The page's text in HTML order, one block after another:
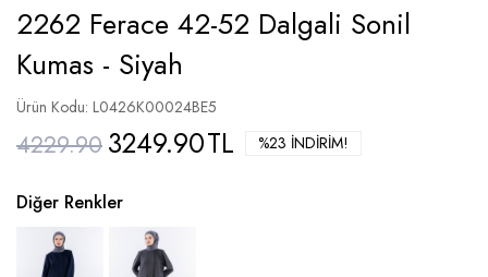
2262 Ferace 42-52 Dalgali Sonil
Kumas - Siyah
Ürün Kodu: L0426K00024BE5
4229.90 3249.90TL %23 İNDIRIM!
Diğer Renkler